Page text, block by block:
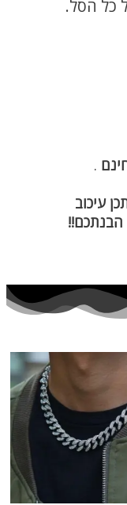
כל הסל.
.
עיכוב
הבנתכם!!